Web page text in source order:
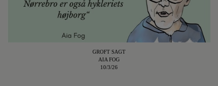
GROFT SAGT
AIA FOG
10/3/26